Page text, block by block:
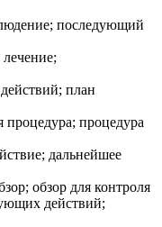
последующий
план
процедура
дальнейшее
обзор для контроля
действий;